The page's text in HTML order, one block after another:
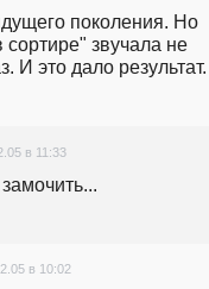
поколения. Но
сортире" звучала не
И это дало результат.
в 11:33
в 10:02